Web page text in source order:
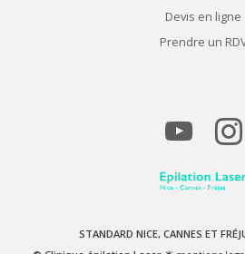
Devis en ligne
Prendre un
STANDARD NICE, CANNES ET